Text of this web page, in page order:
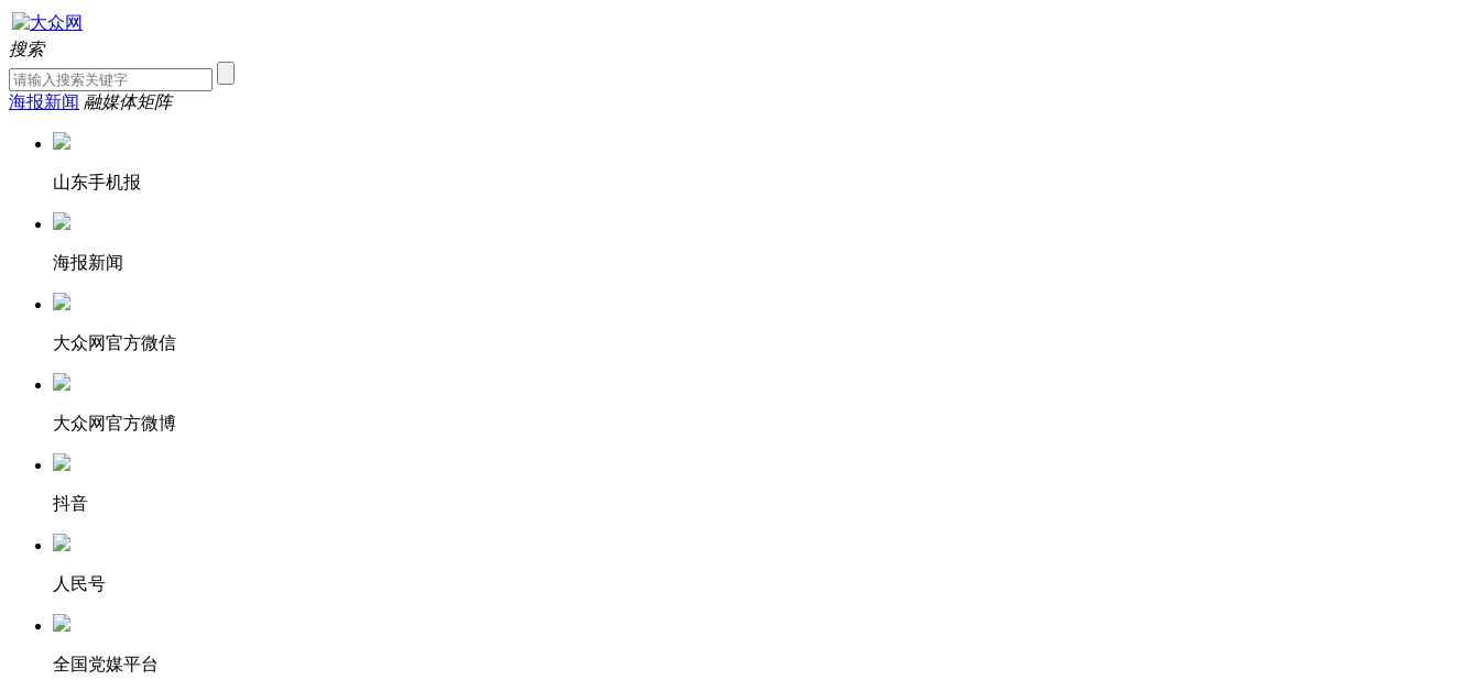
搜索
海报新闻 融媒体矩阵
山东手机报
海报新闻
大众网官方微信
大众网官方微博
抖音
人民号
全国党媒平台